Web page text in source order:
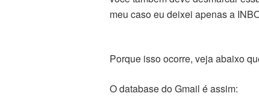
meu caso eu deixei apenas a
Porque isso ocorre, veja abaixo
O database do Gmail é assim: